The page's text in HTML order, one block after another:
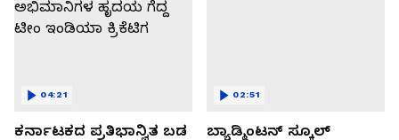
ಕರ್ನಾಟಕದ ಪ್ರತಿಭಾನ್ವಿತ ಬಡ
04:21
ಬ್ಯಾಡ್ಮಿಂಟನ್ ಸ್ಕೂಲ್​
02:51